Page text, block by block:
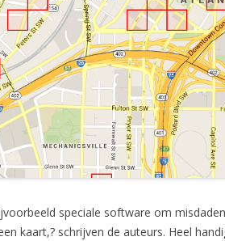
speciale software om
kaart,? schrijven de auteurs. Heel